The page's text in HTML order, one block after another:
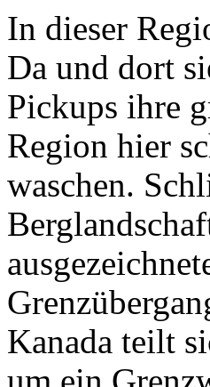
In dieser
Da und dort
Pickups ihre
Region hier
waschen.
Kanada teilt